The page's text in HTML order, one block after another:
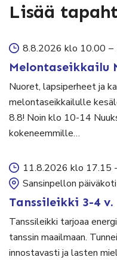
Lisää
8.8.2026 klo 10.00 –
Melontaseikkailu
Nuoret, lapsiperheet ja
melontaseikkailulle
8.8! Noin klo 10-14
kokeneemmille…
11.8.2026 klo 17.15
Sansinpellon päiväkoti
Tanssileikki 3-4 v.
Tanssileikki tarjoaa
tanssin maailmaan.
innostavasti ja lasten